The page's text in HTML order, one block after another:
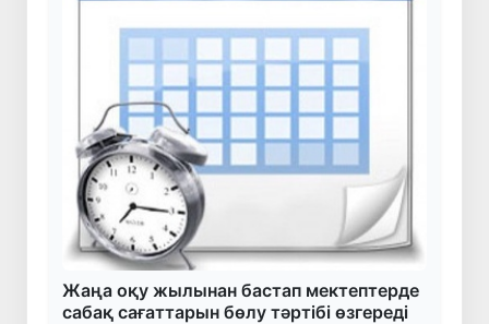
Жаңа оқу жылынан бастап мектептерде
сабақ сағаттарын бөлу тәртібі өзгереді